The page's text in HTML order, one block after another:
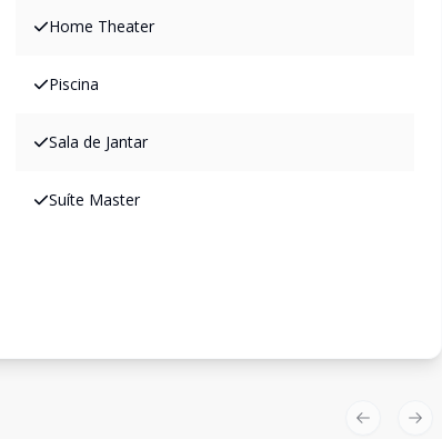
Home Theater
Piscina
Sala de Jantar
Suíte Master
Previous